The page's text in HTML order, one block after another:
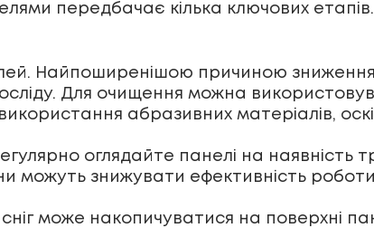
передбачає кілька ключових
Найпоширенішою причиною
Для очищення можна
абразивних матеріалів,
оглядайте панелі на наявність
можуть знижувати ефективність
може накопичуватися на поверхні